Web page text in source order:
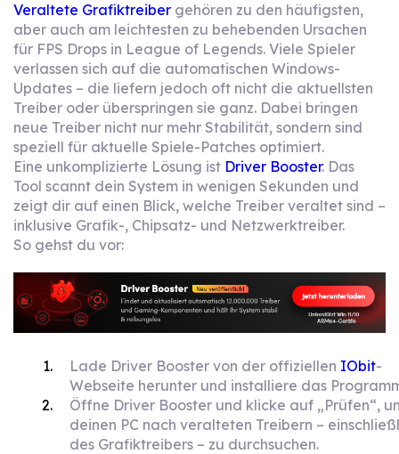
Veraltete Grafiktreiber gehören zu den häufigsten,
aber auch am leichtesten zu behebenden Ursachen
für FPS Drops in League of Legends. Viele Spieler
verlassen sich auf die automatischen Windows-
Updates – die liefern jedoch oft nicht die aktuellsten
Treiber oder überspringen sie ganz. Dabei bringen
neue Treiber nicht nur mehr Stabilität, sondern sind
speziell für aktuelle Spiele-Patches optimiert.
Eine unkomplizierte Lösung ist Driver Booster. Das
Tool scannt dein System in wenigen Sekunden und
zeigt dir auf einen Blick, welche Treiber veraltet sind –
inklusive Grafik-, Chipsatz- und Netzwerktreiber.
So gehst du vor:
Lade Driver Booster von der offiziellen IObit-
Webseite herunter und installiere das
Öffne Driver Booster und klicke auf „Prüfen“,
deinen PC nach veralteten Treibern –
des Grafiktreibers – zu durchsuchen.